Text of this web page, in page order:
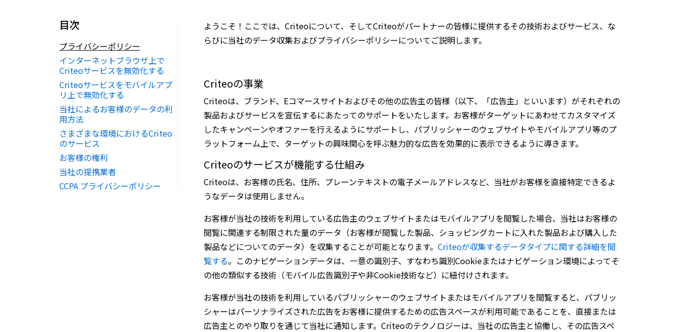
目次
プライバシーポリシー
インターネットブラウザ上で
Criteoサービスを無効化する
Criteoサービスをモバイルアプ
リ上で無効化する
当社によるお客様のデータの利
用方法
さまざまな環境におけるCriteo
のサービス
お客様の権利
当社の提携業者
CCPA プライバシーポリシー
ようこそ！ここでは、Criteoについて、そしてCriteoがパートナーの皆様に提供するその技術およびサービス、な
らびに当社のデータ収集およびプライバシーポリシーについてご説明します。
Criteoの事業
Criteoは、ブランド、Eコマースサイトおよびその他の広告主の皆様（以下、「広告主」といいます）がそれぞれの
製品およびサービスを宣伝するにあたってのサポートをいたします。お客様がターゲットにあわせてカスタマイズ
したキャンペーンやオファーを行えるようにサポートし、パブリッシャーのウェブサイトやモバイルアプリ等のプ
ラットフォーム上で、ターゲットの興味関心を呼ぶ魅力的な広告を効果的に表示できるように導きます。
Criteoのサービスが機能する仕組み
Criteoは、お客様の氏名、住所、プレーンテキストの電子メールアドレスなど、当社がお客様を直接特定できるよ
うなデータは使用しません。
お客様が当社の技術を利用している広告主のウェブサイトまたはモバイルアプリを閲覧した場合、当社はお客様の
閲覧に関連する制限された量のデータ（お客様が閲覧した製品、ショッピングカートに入れた製品および購入した
製品などについてのデータ）を収集することが可能となります。 Criteoが収集するデータタイプに関する詳細を閲
覧する。このナビゲーションデータは、一意の識別子、すなわち識別Cookieまたはナビゲーション環境によってそ
の他の類似する技術（モバイル広告識別子や非Cookie技術など）に紐付けされます。
お客様が当社の技術を利用しているパブリッシャーのウェブサイトまたはモバイルアプリを閲覧すると、パブリッ
シャーはパーソナライズされた広告をお客様に提供するための広告スペースが利用可能であることを、直接または
広告主とのやり取りを通じて当社に通知します。Criteoのテクノロジーは、当社の広告主と協働し、その広告スペ